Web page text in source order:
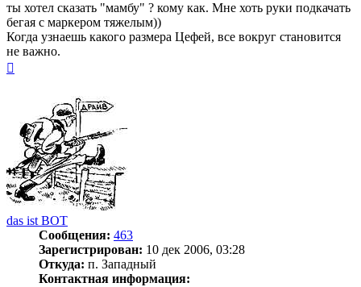
ты хотел сказать "мамбу" ? кому как. Мне хоть руки подкачать
бегая с маркером тяжелым))
Когда узнаешь какого размера Цефей, все вокруг становится
не важно.
das ist BOT
Сообщения: 463
Зарегистрирован: 10 дек 2006, 03:28
Откуда: п. Западный
Контактная информация: